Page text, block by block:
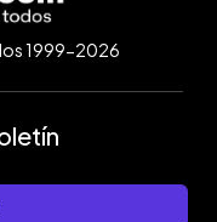
1999-2026